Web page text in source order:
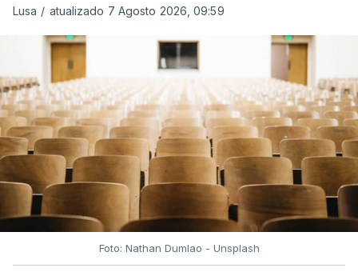
Depois de uma subida inicial devido à guerra no
Irão, à tensão geopolítica no Médio Oriente e ao
fecho do estreito de Ormuz, os preços dos
combustíveis desceram durante o cessar-fogo
entre Washington e Teerão.
No entanto, com o retomar do conflito, as últimas
semanas têm sido marcadas por uma subida
acentuada, tendência que deverá ser revertida na
próxima semana.
Lusa / atualizado 7 Agosto 2026, 09:59
Foto: Nathan Dumlao - Unsplash